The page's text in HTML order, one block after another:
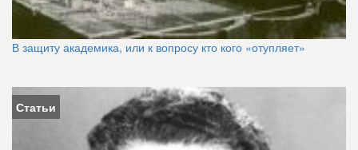
В защиту академика, или к вопросу кто кого «отупляет»
Статьи